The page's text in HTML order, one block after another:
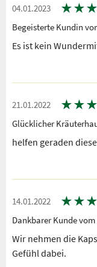
04.01.2023 ★★★
Begeisterte Kundin
Es ist kein
21.01.2022 ★★★
Glücklicher
helfen geraden
14.01.2022 ★★★
Dankbarer Kunde
Wir nehmen die
Gefühl dabei.